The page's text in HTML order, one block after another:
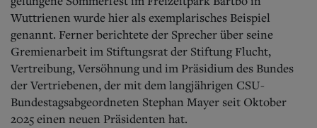
Wuttrienen wurde hier als exemplarisches Beispiel
genannt. Ferner berichtete der Sprecher über seine
Gremienarbeit im Stiftungsrat der Stiftung Flucht,
Vertreibung, Versöhnung und im Präsidium des Bundes
der Vertriebenen, der mit dem langjährigen CSU-
Bundestagsabgeordneten Stephan Mayer seit Oktober
2025 einen neuen Präsidenten hat.